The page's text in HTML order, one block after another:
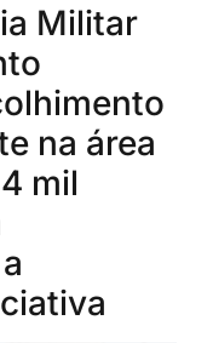
Militar
na área
mil